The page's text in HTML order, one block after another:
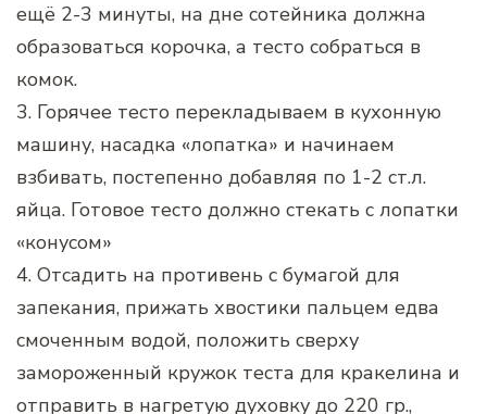
ещё 2-3 минуты, на дне сотейника должна
образоваться корочка, а тесто собраться в
комок.
3. Горячее тесто перекладываем в кухонную
машину, насадка «лопатка» и начинаем
взбивать, постепенно добавляя по 1-2 ст.л.
яйца. Готовое тесто должно стекать с лопатки
«конусом»
4. Отсадить на противень с бумагой для
запекания, прижать хвостики пальцем едва
смоченным водой, положить сверху
замороженный кружок теста для кракелина и
отправить в нагретую духовку до 220 гр.,